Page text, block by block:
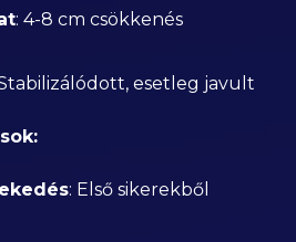
: 4-8 cm csökkenés
esetleg javult
: Első sikerekből